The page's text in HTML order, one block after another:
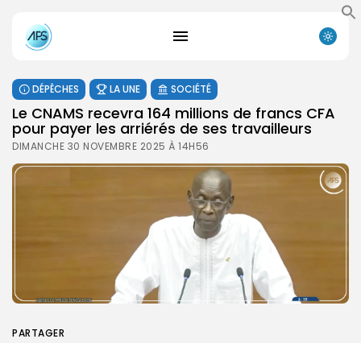
DÉPÊCHES LA UNE SOCIÉTÉ
Le CNAMS recevra 164 millions de francs CFA
pour payer les arriérés de ses travailleurs
DIMANCHE 30 NOVEMBRE 2025 À 14H56
PARTAGER